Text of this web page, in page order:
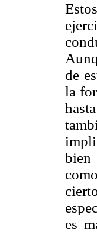
de
la
bien
es